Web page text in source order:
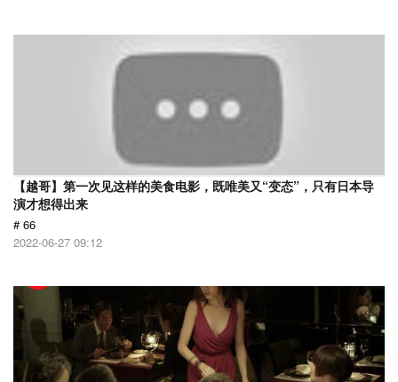
【越哥】第一次见这样的美食电影，既唯美又“变态”，只有日本导
演才想得出来
# 66
2022-06-27 09:12